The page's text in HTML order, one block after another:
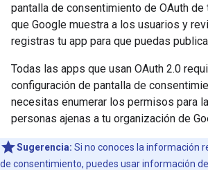
pantalla de consentimiento de OAuth
que Google muestra a los usuarios y
registras tu app para que puedas
Todas las apps que usan OAuth 2.0
configuración de pantalla de
necesitas enumerar los permisos para
personas ajenas a tu organización de
Sugerencia: Si no conoces la información
de consentimiento, puedes usar información